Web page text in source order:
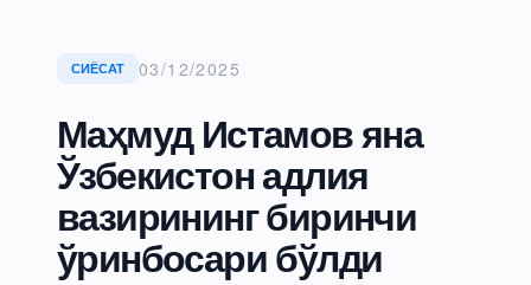
СИЁСАТ 03/12/2025
Маҳмуд Истамов яна
Ўзбекистон адлия
вазирининг биринчи
ўринбосари бўлди